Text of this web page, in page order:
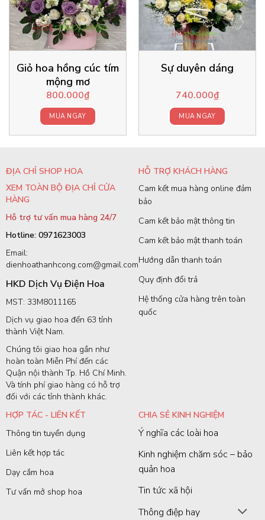
Giỏ hoa hồng cúc tím
mộng mơ
800.000₫
MUA NGAY
Sự duyên dáng
740.000₫
MUA NGAY
ĐỊA CHỈ SHOP HOA
XEM TOÀN BỘ ĐỊA CHỈ CỬA
HÀNG
Hỗ trợ tư vấn mua hàng 24/7
Hotline: 0971623003
Email:
dienhoathanhcong.com@gmail.com
HKD Dịch Vụ Điện Hoa
MST: 33M8011165
Dịch vụ giao hoa đến 63 tỉnh
thành Việt Nam.
Chúng tôi giao hoa gần như
hoàn toàn Miễn Phí đến các
Quận nội thành Tp. Hồ Chí Minh.
Và tính phí giao hàng có hỗ trợ
đối với các tỉnh thành khác.
HỖ TRỢ KHÁCH HÀNG
Cam kết mua hàng online đảm
bảo
Cam kết bảo mật thông tin
Cam kết bảo mật thanh toán
Hướng dẫn thanh toán
Quy định đổi trả
Hệ thống cửa hàng trên toàn
quốc
HỢP TÁC - LIÊN KẾT
Thông tin tuyển dụng
Liên kết hợp tác
Dạy cắm hoa
Tư vấn mở shop hoa
CHIA SẺ KINH NGHIỆM
Ý nghĩa các loài hoa
Kinh nghiệm chăm sóc – bảo
quản hoa
Tin tức xã hội
Thông điệp hay